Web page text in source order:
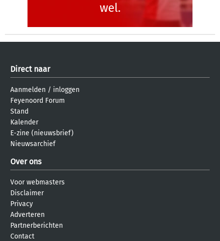
wel.
Direct naar
Aanmelden / inloggen
Feyenoord Forum
Stand
Kalender
E-zine (nieuwsbrief)
Nieuwsarchief
Over ons
Voor webmasters
Disclaimer
Privacy
Adverteren
Partnerberichten
Contact